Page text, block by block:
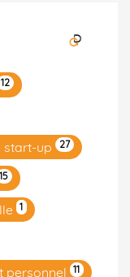
12
start-up 27
15
1
personnel 11